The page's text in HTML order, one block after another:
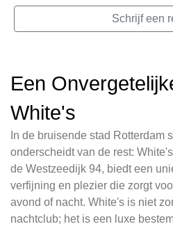
Schrijf een
Een
White's
In de bruisende stad Rotterdam
onderscheidt van de rest:
de Westzeedijk 94, biedt een
verfijning en plezier die zorgt
avond of nacht. White's is niet
nachtclub; het is een luxe